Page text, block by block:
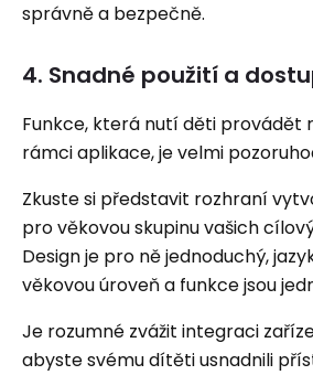
správně a bezpečně.
4. Snadné použití a
Funkce, která nutí děti provádět
rámci aplikace, je velmi
Zkuste si představit rozhraní
pro věkovou skupinu vašich
Design je pro ně jednoduchý,
věkovou úroveň a funkce jsou
Je rozumné zvážit integraci
abyste svému dítěti usnadnili